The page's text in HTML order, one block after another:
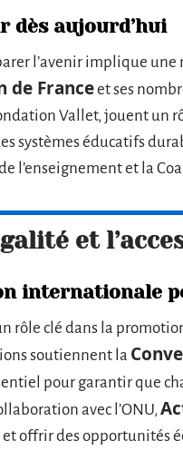
dès aujourd’hui
l’avenir implique
de Franceet ses
Vallet, jouent un
systèmes éducatifs
l’enseignement et la
et
internationale
rôle clé dans la
soutiennent la
pour garantir que
avec l’ONU,
offrir des opportunités